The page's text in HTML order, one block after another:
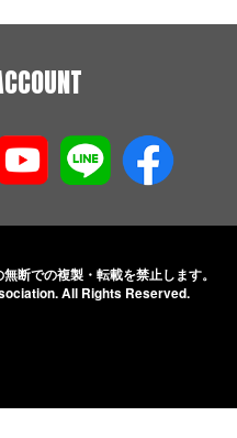
無断での複製・転載を禁止します。
All Rights Reserved.